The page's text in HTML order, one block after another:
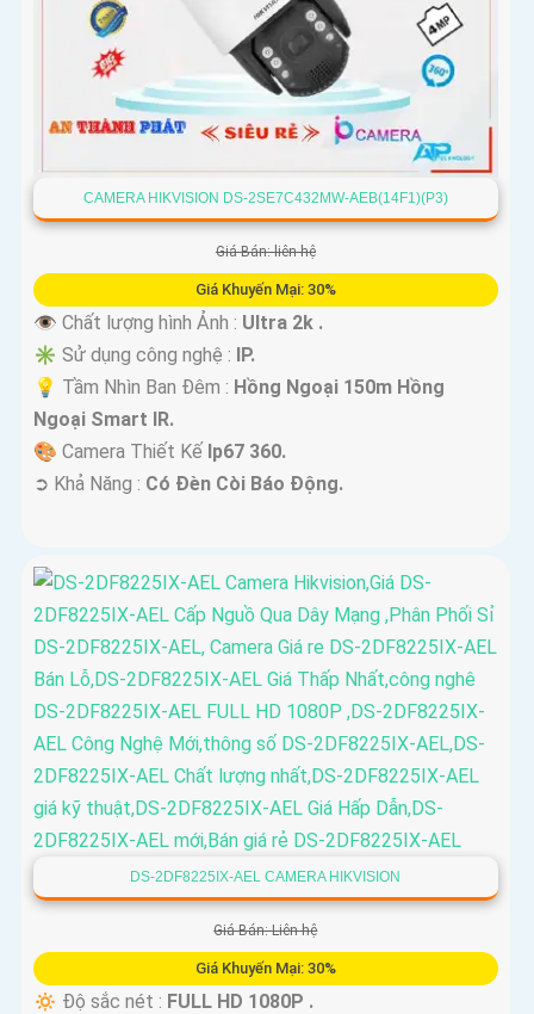
CAMERA HIKVISION DS-2SE7C432MW-AEB(14F1)(P3)
Giá Bán: liên hệ
Giá Khuyến Mại: 30%
👁 Chất lượng hình Ảnh : Ultra 2k .
✳️ Sử dụng công nghệ :
IP.
💡 Tầm Nhìn Ban Đêm : Hồng Ngoại 150m Hồng
Ngoại Smart IR.
🎨 Camera Thiết Kế Ip67 360.
️➲ Khả Năng : Có Đèn Còi Báo Động.
DS-2DF8225IX-AEL CAMERA HIKVISION
Giá Bán: Liên hệ
Giá Khuyến Mại: 30%
🔅 Độ sắc nét : FULL HD 1080P .